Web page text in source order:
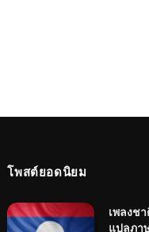
โพสต์ยอดนิยม
เพลงช
แปลภา